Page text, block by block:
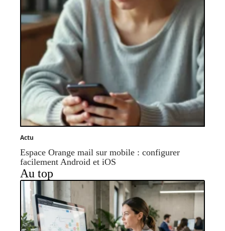
Actu
Espace Orange mail sur mobile : configurer
facilement Android et iOS
Au top